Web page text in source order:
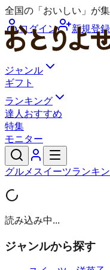
全国の「おいしい」が
ログイン
新規登録
ジャンル
ギフト
ランキング
達人おすすめ
特集
モニター
グルメ スイーツランキ
読み込み中...
ジャンルから探す